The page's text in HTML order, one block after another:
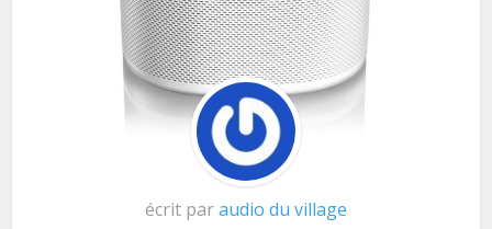
écrit paraudio du village